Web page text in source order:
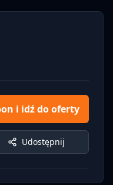
i idź do oferty
Udostępnij